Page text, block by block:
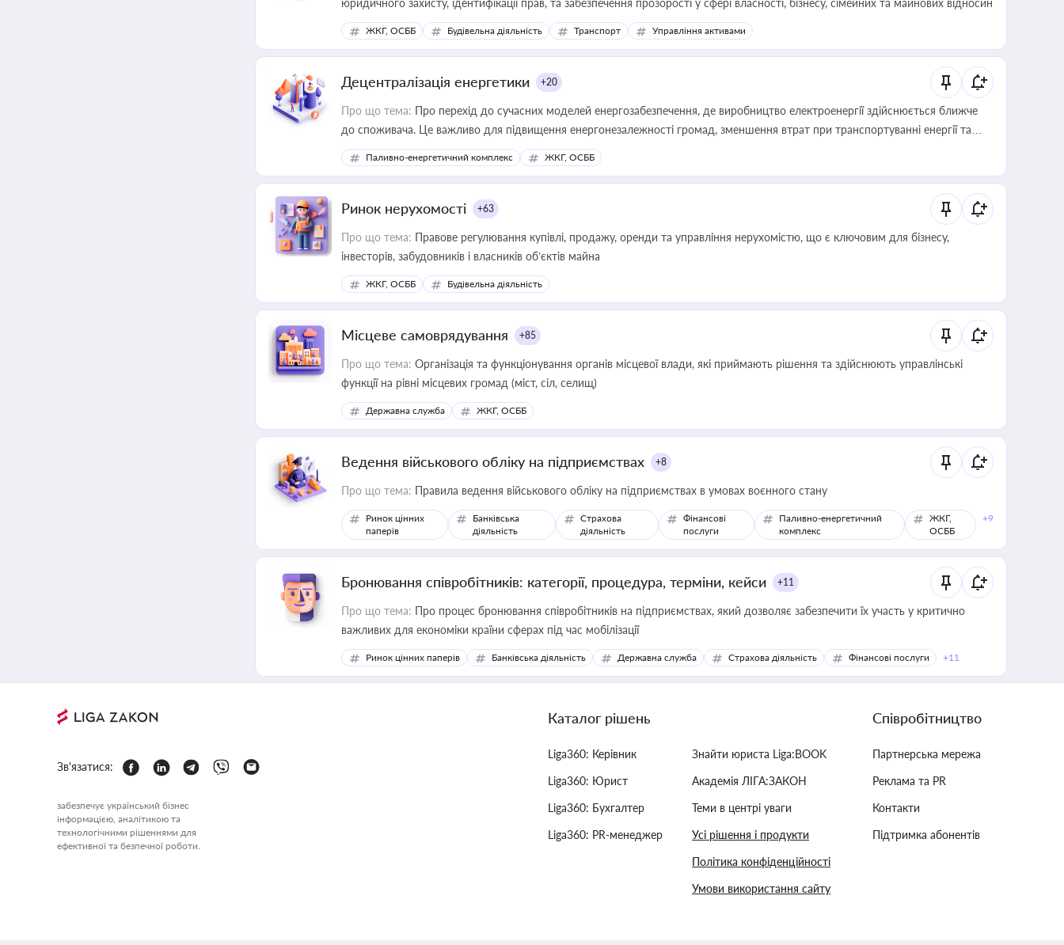
юридичного захисту, ідентифікації прав, та забезпечення прозорості у сфері власності, бізнесу, сімейних та майнових відносин
ЖКГ, ОСББ Будівельна діяльність Транспорт Управління активами
Децентралізація енергетики +20
Про що тема: Про перехід до сучасних моделей енергозабезпечення, де виробництво електроенергії здійснюється ближче
до споживача. Це важливо для підвищення енергонезалежності громад, зменшення втрат при транспортуванні енергії та
стимулювання розвитку відновлюваних джерел
Паливно-енергетичний комплекс ЖКГ, ОСББ
Ринок нерухомості +63
Про що тема: Правове регулювання купівлі, продажу, оренди та управління нерухомістю, що є ключовим для бізнесу,
інвесторів, забудовників і власників об’єктів майна
ЖКГ, ОСББ Будівельна діяльність
Місцеве самоврядування +85
Про що тема: Організація та функціонування органів місцевої влади, які приймають рішення та здійснюють управлінські
функції на рівні місцевих громад (міст, сіл, селищ)
Державна служба ЖКГ, ОСББ
Ведення військового обліку на підприємствах +8
Про що тема: Правила ведення військового обліку на підприємствах в умовах воєнного стану
Ринок цінних
паперів
Банківська
діяльність
Страхова
діяльність
Фінансові
послуги
Паливно-енергетичний
комплекс
ЖКГ,
ОСББ
+9
Бронювання співробітників: категорії, процедура, терміни, кейси +11
Про що тема: Про процес бронювання співробітників на підприємствах, який дозволяє забезпечити їх участь у критично
важливих для економіки країни сферах під час мобілізації
Ринок цінних паперів Банківська діяльність Державна служба Страхова діяльність Фінансові послуги +11
Зв'язатися:
забезпечує український бізнес
інформацією, аналітикою та
технологічними рішеннями для
ефективної та безпечної роботи.
Каталог рішень
Liga360: Керівник
Liga360: Юрист
Liga360: Бухгалтер
Liga360: PR-менеджер
Знайти юриста Liga:BOOK
Академія ЛІГА:ЗАКОН
Теми в центрі уваги
Усі рішення і продукти
Політика конфіденційності
Умови використання сайту
Співробітництво
Партнерська мережа
Реклама та PR
Контакти
Підтримка абонентів